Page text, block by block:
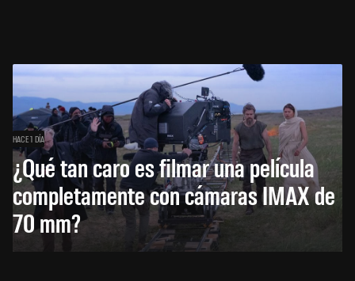
HACE 1 DÍA
¿Qué tan caro es filmar una película
completamente con cámaras IMAX de
70 mm?